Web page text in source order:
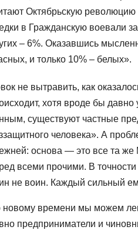
Октябрьскую революцию
в Гражданскую воевали
– 6%. Оказавшись
и только 10% – белых».
не вытравить, как
хотя вроде бы
существуют частные
человека». А
основа — это все та
всеми прочими. В
не воин. Каждый сильный
новому времени мы можем
предприниматели и